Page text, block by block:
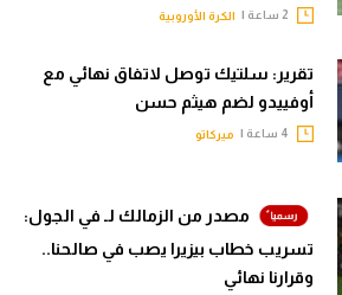
الكرة الأوروبية
تقرير: سلتيك توصل لاتفاق نهائي مع
أوفييدو لضم هيثم حسن
ميركاتو
مصدر من الزمالك لـ في الجول:
تسريب خطاب بيزيرا يصب في صالحنا..
وقرارنا نهائي